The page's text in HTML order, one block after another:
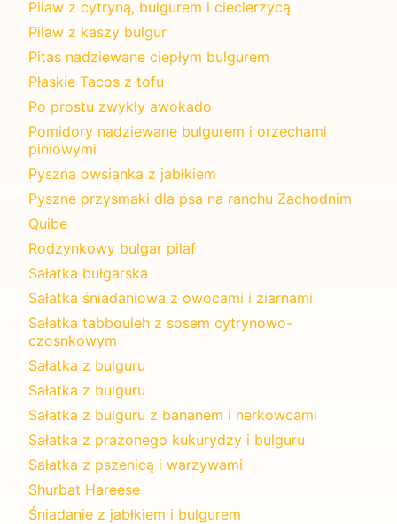
Pilaw z cytryną, bulgurem i ciecierzycą
Pilaw z kaszy bulgur
Pitas nadziewane ciepłym bulgurem
Płaskie Tacos z tofu
Po prostu zwykły awokado
Pomidory nadziewane bulgurem i orzechami
piniowymi
Pyszna owsianka z jabłkiem
Pyszne przysmaki dla psa na ranchu Zachodnim
Quibe
Rodzynkowy bulgar pilaf
Sałatka bułgarska
Sałatka śniadaniowa z owocami i ziarnami
Sałatka tabbouleh z sosem cytrynowo-
czosnkowym
Sałatka z bulguru
Sałatka z bulguru
Sałatka z bulguru z bananem i nerkowcami
Sałatka z prażonego kukurydzy i bulguru
Sałatka z pszenicą i warzywami
Shurbat Hareese
Śniadanie z jabłkiem i bulgurem